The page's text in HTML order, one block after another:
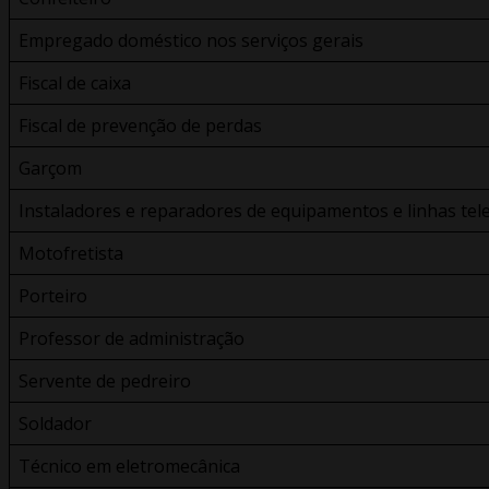
Empregado doméstico nos serviços gerais
Fiscal de caixa
Fiscal de prevenção de perdas
Garçom
Instaladores e reparadores de equipamentos e linhas
Motofretista
Porteiro
Professor de administração
Servente de pedreiro
Soldador
Técnico em eletromecânica